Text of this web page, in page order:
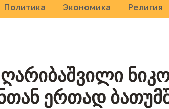
Политика Экономика Религия
ერთად